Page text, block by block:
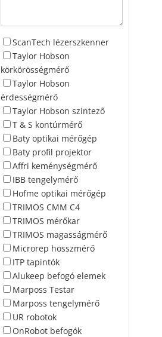
ScanTech lézerszkenner
Taylor Hobson
körkörösségmérő
Taylor Hobson
érdességmérő
Taylor Hobson szintező
T & S kontúrmérő
Baty optikai mérőgép
Baty profil projektor
Affri keménységmérő
IBB tengelymérő
Hofme optikai mérőgép
TRIMOS CMM C4
TRIMOS mérőkar
TRIMOS magasságmérő
Microrep hosszmérő
ITP tapintók
Alukeep befogó elemek
Marposs Testar
Marposs tengelymérő
UR robotok
OnRobot befogók